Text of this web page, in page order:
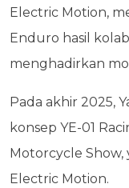
Electric Motion,
Enduro hasil
menghadirkan
Pada akhir 2025,
konsep YE-01
Motorcycle
Electric Motion.